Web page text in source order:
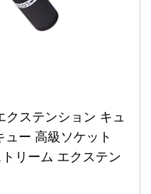
クステンション キュ
ー 高級ソケット
リーム エクステン